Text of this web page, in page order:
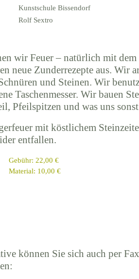
Kunstschule Bissendorf
Rolf Sextro
wir Feuer – natürlich mit dem
neue Zunderrezepte aus. Wir
und Steinen. Wir
Taschenmesser. Wir bauen
Pfeilspitzen und was uns
mit köstlichem
entfallen.
Gebühr: 22,00 €
Material: 10,00 €
können Sie sich auch per